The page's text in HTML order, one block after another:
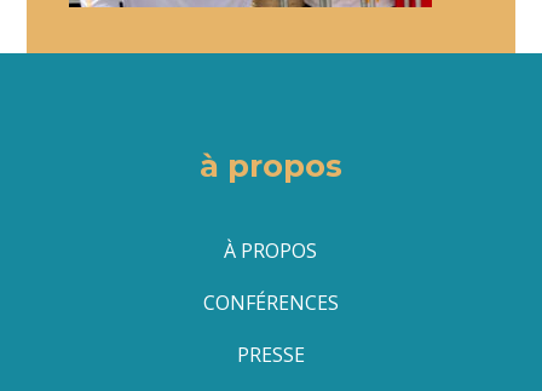
à propos
À PROPOS
CONFÉRENCES
PRESSE